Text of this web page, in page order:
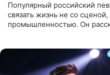
Популярный российский
связать жизнь не со
промышленностью. Он